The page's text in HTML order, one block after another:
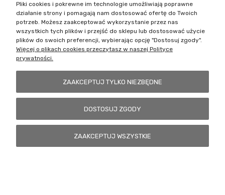
Battlecult | ul. Benedykta Dybowskiego 45/7, 41-208 Sosnowiec, woj.
śląskie | Email:kontakt@battlecult.plTel.: 669966242 | NIP:
6443563610 REGON: 520502331
POKAŻ PEŁNĄ WERSJĘ STRONY
Pliki cookies i pokrewne im technologie umożliwiają poprawne
działanie strony i pomagają nam dostosować ofertę do Twoich
potrzeb. Możesz zaakceptować wykorzystanie przez nas
wszystkich tych plików i przejść do sklepu lub dostosować użycie
plików do swoich preferencji, wybierając opcję "Dostosuj zgody".
Więcej o plikach cookies przeczytasz w naszej Polityce
prywatności.
ZAAKCEPTUJ TYLKO NIEZBĘDNE
DOSTOSUJ ZGODY
ZAAKCEPTUJ WSZYSTKIE